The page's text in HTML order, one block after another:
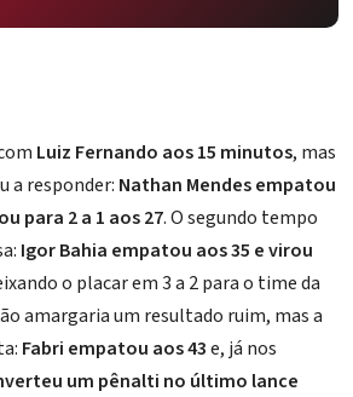
Luiz Fernando aos 15 minutos, mas
a responder: Nathan Mendes empatou
para 2 a 1 aos 27. O segundo tempo
Igor Bahia empatou aos 35 e virou
o placar em 3 a 2 para o time da
amargaria um resultado ruim, mas a
Fabri empatou aos 43e, já nos
um pênalti no último lance